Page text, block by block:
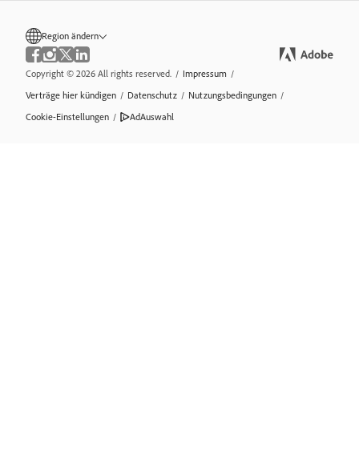
Region ändern
Copyright © 2026 All rights reserved. / Impressum /
Verträge hier kündigen / Datenschutz / Nutzungsbedingungen /
Cookie-Einstellungen / AdAuswahl